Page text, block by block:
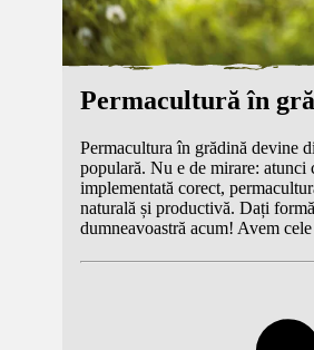
Permacultură în
Permacultura în grădină devine
populară. Nu e de mirare: atunci
implementată corect,
naturală și productivă. Dați
dumneavoastră acum! Avem